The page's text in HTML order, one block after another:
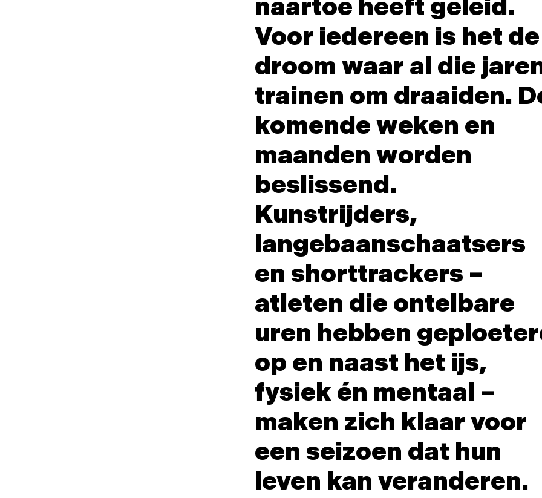
naartoe heeft geleid.
Voor iedereen is het de
droom waar al die
trainen om draaiden.
komende weken en
maanden worden
beslissend.
Kunstrijders,
langebaanschaatsers
en shorttrackers –
atleten die ontelbare
uren hebben
op en naast het ijs,
fysiek én mentaal –
maken zich klaar voor
een seizoen dat hun
leven kan veranderen.